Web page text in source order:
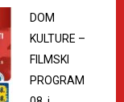
DOM
KULTURE –
FILMSKI
PROGRAM